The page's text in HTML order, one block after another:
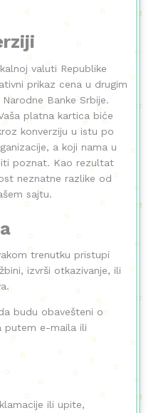
valuti Republike
prikaz cena u drugim
Banke Srbije.
platna kartica biće
konverziju u istu po
a koji nama u
poznat. Kao rezultat
neznatne razlike od
sajtu.
trenutku pristupi
izvrši otkazivanje, ili
budu obavešteni o
putem e-maila ili
ili upite,